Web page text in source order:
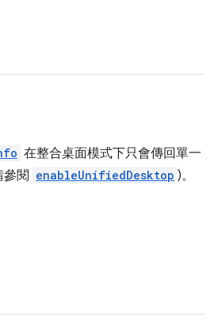
在整合桌面模式下只會傳回單一
參閱 enableUnifiedDesktop )。